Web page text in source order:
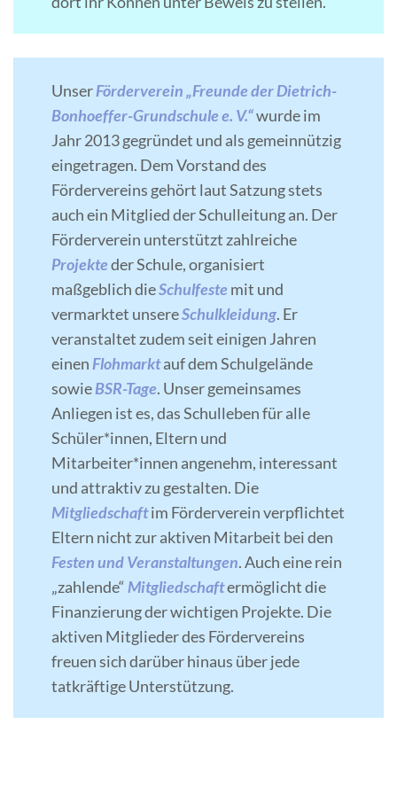
UnserFörderverein „Freunde der Dietrich-
Bonhoeffer-Grundschule e. V.“wurde im
Jahr 2013 gegründet und als gemeinnützig
eingetragen. Dem Vorstand des
Fördervereins gehört laut Satzung stets
auch ein Mitglied der Schulleitung an. Der
Förderverein unterstützt zahlreiche
Projekteder Schule, organisiert
maßgeblich dieSchulfeste mit und
vermarktet unsereSchulkleidung. Er
veranstaltet zudem seit einigen Jahren
einen Flohmarktauf dem Schulgelände
sowieBSR-Tage. Unser gemeinsames
Anliegen ist es, das Schulleben für alle
Schüler*innen, Eltern und
Mitarbeiter*innen angenehm, interessant
und attraktiv zu gestalten. Die
Mitgliedschaftim Förderverein verpflichtet
Eltern nicht zur aktiven Mitarbeit bei den
Festen und Veranstaltungen. Auch eine rein
„zahlende“ Mitgliedschaftermöglicht die
Finanzierung der wichtigen Projekte. Die
aktiven Mitglieder des Fördervereins
freuen sich darüber hinaus über jede
tatkräftige Unterstützung.